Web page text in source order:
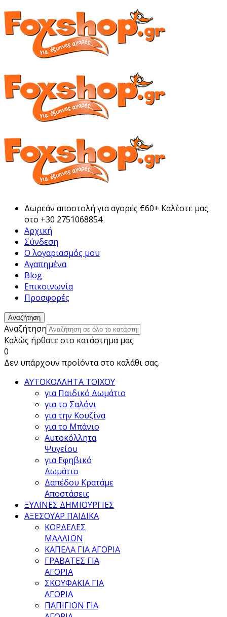
Δωρεάν αποστολή για αγορές €60+ Καλέστε μας
στο +30 2751068854
Αρχική
Σύνδεση
Ο λογαριασμός μου
Αγαπημένα
Blog
Επικοινωνία
Προσφορές
Αναζήτηση
Αναζήτηση
Καλώς ήρθατε στο κατάστημα μας
0
Δεν υπάρχουν προίόντα στο καλάθι σας.
ΑΥΤΟΚΟΛΛΗΤΑ ΤΟΙΧΟΥ
για Παιδικό Δωμάτιο
για το Σαλόνι
για την Κουζίνα
για το Μπάνιο
Αυτοκόλλητα
Ψυγείου
για Εφηβικό
Δωμάτιο
Δαπέδου Κρατάμε
Αποστάσεις
ΞΥΛΙΝΕΣ ΔΗΜΙΟΥΡΓΙΕΣ
ΑΞΕΣΟΥΑΡ ΠΑΙΔΙΚΑ
ΚΟΡΔΕΛΕΣ
ΜΑΛΛΙΩΝ
ΚΑΠΕΛΑ ΓΙΑ ΑΓΟΡΙΑ
ΓΡΑΒΑΤΕΣ ΓΙΑ
ΑΓΟΡΙΑ
ΣΚΟΥΦΑΚΙΑ ΓΙΑ
ΑΓΟΡΙΑ
ΠΑΠΙΓΙΟΝ ΓΙΑ